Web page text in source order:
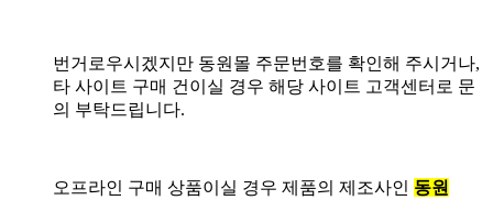
번거로우시겠지만 동원몰 주문번호를 확인해 주시거나,
타 사이트 구매 건이실 경우 해당 사이트 고객센터로 문
의 부탁드립니다.
오프라인 구매 상품이실 경우 제품의 제조사인 동원